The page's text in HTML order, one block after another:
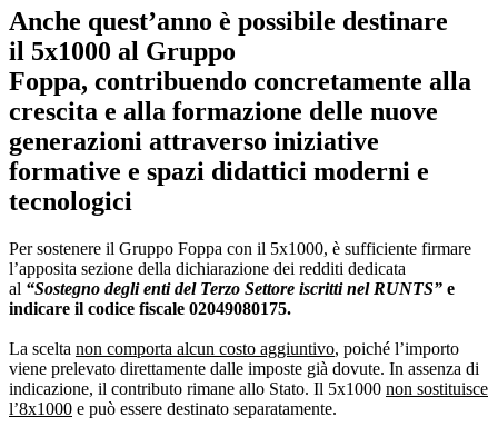
Anche quest’anno è possibile destinare
il 5x1000 al Gruppo
Foppa, contribuendo concretamente alla
crescita e alla formazione delle nuove
generazioni attraverso iniziative
formative e spazi didattici moderni e
tecnologici
Per sostenere il Gruppo Foppa con il 5x1000, è sufficiente firmare
l’apposita sezione della dichiarazione dei redditi dedicata
al “Sostegno degli enti del Terzo Settore iscritti nel RUNTS” e
indicare il codice fiscale 02049080175.
La scelta non comporta alcun costo aggiuntivo, poiché l’importo
viene prelevato direttamente dalle imposte già dovute. In assenza di
indicazione, il contributo rimane allo Stato. Il 5x1000 non sostituisce
l’8x1000 e può essere destinato separatamente.